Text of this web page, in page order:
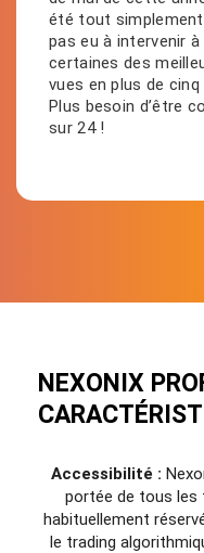
été tout simplement
pas eu à intervenir à
certaines des
vues en plus de
Plus besoin d’être
sur 24 !
NEXONIX
Accessibilité :
portée de tous les
habituellement
le trading